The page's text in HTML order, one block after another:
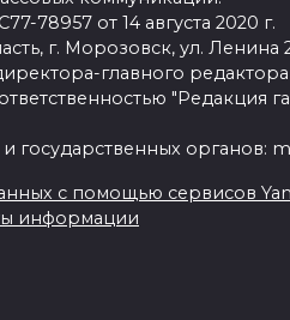
78957 от 14 августа 2020 г.
г. Морозовск, ул. Ленина
главного
"Редакция
государственных органов:
с помощью сервисов
информации